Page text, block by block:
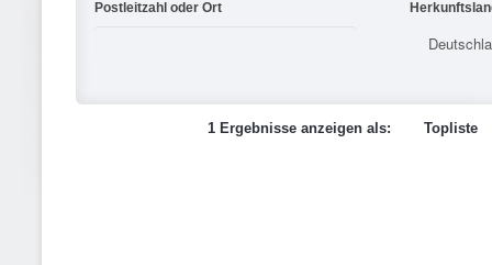
Postleitzahl oder Ort
1 Ergebnisse anzeigen als: Topliste